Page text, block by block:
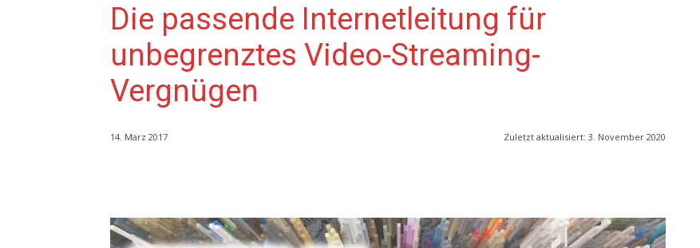
Die passende Internetleitung für
unbegrenztes Video-Streaming-
Vergnügen
14. März 2017 Zuletzt aktualisiert: 3. November 2020